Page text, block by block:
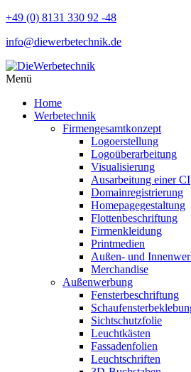
+49 (0) 8131 330 92 -48
info@diewerbetechnik.de
Menü
Home
Werbetechnik
Firmengesamtkonzept
Logoerstellung
Logoüberarbeitung
Visualisierung
Ausarbeitung einer CI
Domainregistrierung
Homepagegestaltung
Flottenbeschriftung
Firmenkleidung
Printmedien
Außen- und
Merchandise
Außenwerbung
Fensterbeschriftung
Sichtschutzfolie
Leuchtkästen
Fassadenfolien
Leuchtschriften